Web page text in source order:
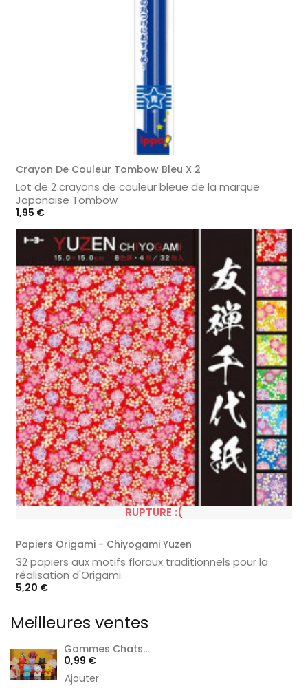
Crayon De Couleur Tombow Bleu X 2
Lot de 2 crayons de couleur bleue de la marque
Japonaise Tombow
Prix
1,95 €
RUPTURE :(
Papiers Origami - Chiyogami Yuzen
32 papiers aux motifs floraux traditionnels pour la
réalisation d'Origami.
Prix
5,20 €
Meilleures ventes
Gommes Chats...
Prix
0,99 €
Ajouter